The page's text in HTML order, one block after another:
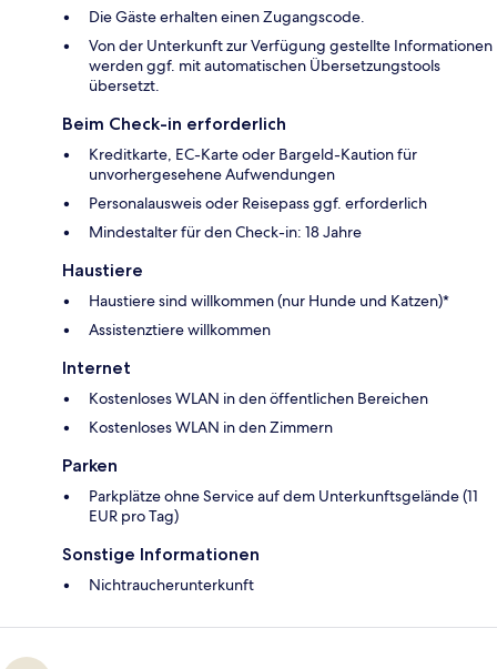
Die Gäste erhalten einen Zugangscode.
Von der Unterkunft zur Verfügung gestellte Informationen
werden ggf. mit automatischen Übersetzungstools
übersetzt.
Beim Check-in erforderlich
Kreditkarte, EC-Karte oder Bargeld-Kaution für
unvorhergesehene Aufwendungen
Personalausweis oder Reisepass ggf. erforderlich
Mindestalter für den Check-in: 18 Jahre
Haustiere
Haustiere sind willkommen (nur Hunde und Katzen)*
Assistenztiere willkommen
Internet
Kostenloses WLAN in den öffentlichen Bereichen
Kostenloses WLAN in den Zimmern
Parken
Parkplätze ohne Service auf dem Unterkunftsgelände (11
EUR pro Tag)
Sonstige Informationen
Nichtraucherunterkunft